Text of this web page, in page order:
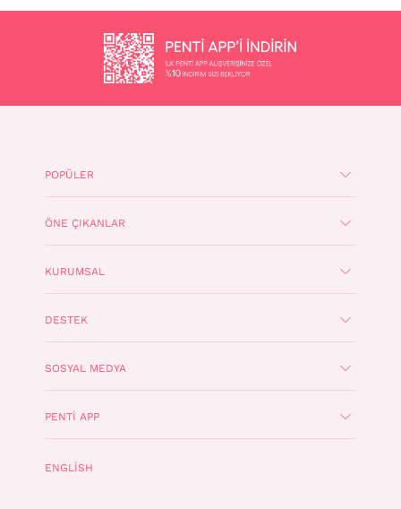
POPÜLER
ÖNE ÇIKANLAR
KURUMSAL
DESTEK
SOSYAL MEDYA
PENTI APP
ENGLISH